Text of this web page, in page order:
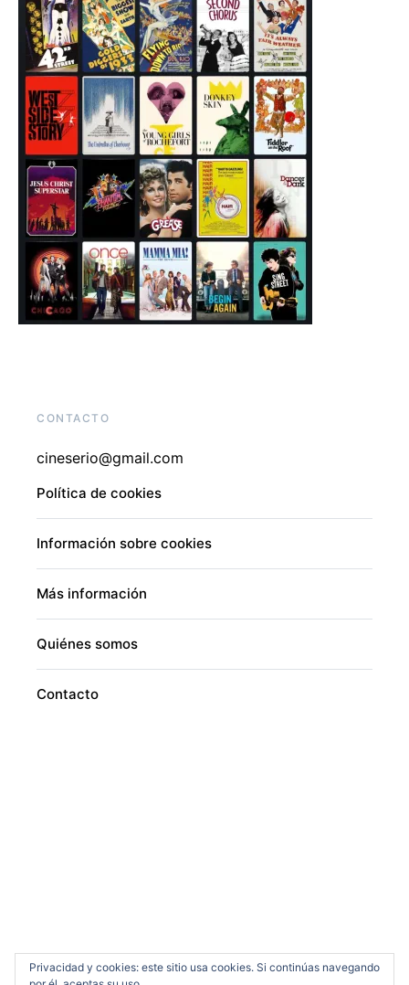
CONTACTO
cineserio@gmail.com
Política de cookies
Información sobre cookies
Más información
Quiénes somos
Contacto
Privacidad y cookies: este sitio usa cookies. Si continúas navegando